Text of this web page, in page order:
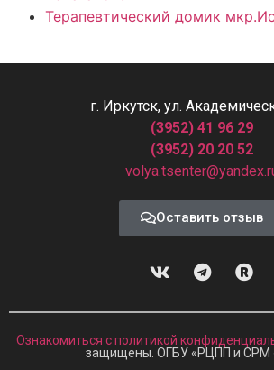
Терапевтический домик
г. Иркутск, ул.
(3952) 41 96 29
(3952) 20 20 52
Оставить отзыв
Ознакомиться с политикой
защищены. ОГБУ «РЦПП и СРМ